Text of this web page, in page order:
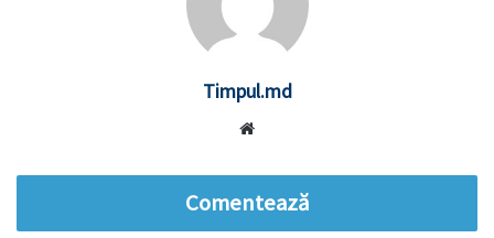
Timpul.md
Comentează